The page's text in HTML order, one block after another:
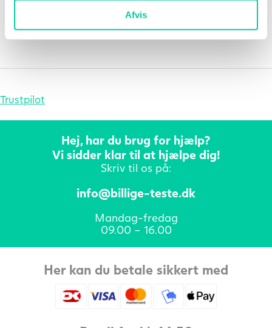
Afvis
Trustpilot
Hej, har du brug for hjælp?
Vi sidder klar til at hjælpe dig!
Skriv til os på:
info@billige-teste.dk
Mandag-fredag
09.00 – 16.00
Her kan du betale sikkert med